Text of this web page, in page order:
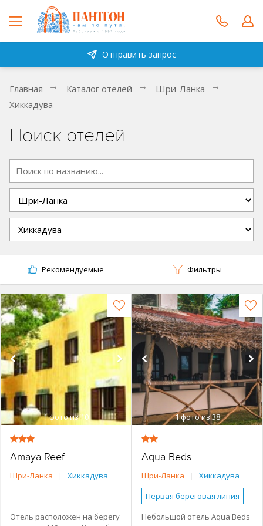
Отправить запрос
Главная Каталог отелей
Шри-Ланка
Хиккадува
Поиск отелей
Рекомендуемые Фильтры
1фото из 10
Amaya Reef
Шри-Ланка Хиккадува
Отель расположен на берегу
1фото из 38
Aqua Beds
Шри-Ланка
Хиккадува
Первая береговая линия
Небольшой отель
Небольшой отель Aqua Beds